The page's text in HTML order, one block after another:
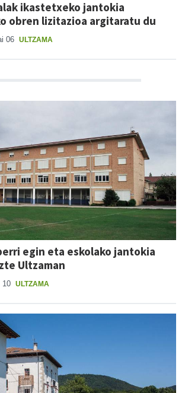
ikastetxeko jantokia
obren lizitazioa argitaratu du
06 ULTZAMA
egin eta eskolako jantokia
Ultzaman
10 ULTZAMA